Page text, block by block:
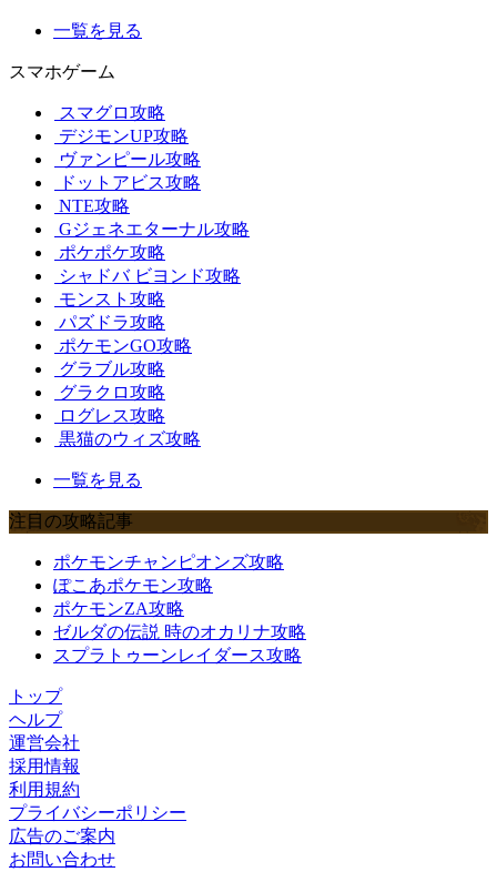
一覧を見る
スマホゲーム
スマグロ攻略
デジモンUP攻略
ヴァンピール攻略
ドットアビス攻略
NTE攻略
Gジェネエターナル攻略
ポケポケ攻略
シャドバ ビヨンド攻略
モンスト攻略
パズドラ攻略
ポケモンGO攻略
グラブル攻略
グラクロ攻略
ログレス攻略
黒猫のウィズ攻略
一覧を見る
注目の攻略記事
ポケモンチャンピオンズ攻略
ぽこあポケモン攻略
ポケモンZA攻略
ゼルダの伝説 時のオカリナ攻略
スプラトゥーンレイダース攻略
トップ
ヘルプ
運営会社
採用情報
利用規約
プライバシーポリシー
広告のご案内
お問い合わせ